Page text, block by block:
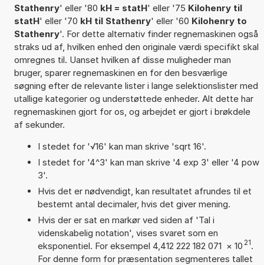
Stathenry' eller '80 kH = statH' eller '75 Kilohenry til
statH' eller '70 kH til Stathenry' eller '60 Kilohenry to
Stathenry'. For dette alternativ finder regnemaskinen også
straks ud af, hvilken enhed den originale værdi specifikt skal
omregnes til. Uanset hvilken af disse muligheder man
bruger, sparer regnemaskinen en for den besværlige
søgning efter de relevante lister i lange selektionslister med
utallige kategorier og understøttede enheder. Alt dette har
regnemaskinen gjort for os, og arbejdet er gjort i brøkdele
af sekunder.
I stedet for '√16' kan man skrive 'sqrt 16'.
I stedet for '4^3' kan man skrive '4 exp 3' eller '4 pow
3'.
Hvis det er nødvendigt, kan resultatet afrundes til et
bestemt antal decimaler, hvis det giver mening.
Hvis der er sat en markør ved siden af 'Tal i
videnskabelig notation', vises svaret som en
eksponentiel. For eksempel 4,412 222 182 071 × 10 21.
For denne form for præsentation segmenteres tallet